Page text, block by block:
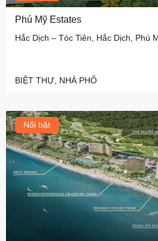
Phú Mỹ Estates
Hắc Dịch – Tóc Tiên, Hắc Dịch, Phú
BIỆT THỰ, NHÀ PHỐ
Nổi bật